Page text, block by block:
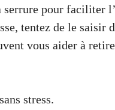
serrure pour faciliter
tentez de le saisir
vous aider à
stress.